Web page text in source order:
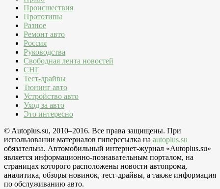
Происшествия
Прототипы
Разное
Ремонт авто
Россия
Руководства
Свободная лента новостей
СНГ
Тест-драйвы
Тюнинг авто
Устройство авто
Уход за авто
Это интересно
© Autoplus.su, 2010–2016. Все права защищены. При
использовании материалов гиперссылка на autoplus.su
обязательна. Автомобильный интернет-журнал «Autoplus.su»
является информационно-познавательным порталом, на
страницах которого расположены новости автопрома,
аналитика, обзоры новинок, тест-драйвы, а также информация
по обслуживанию авто.